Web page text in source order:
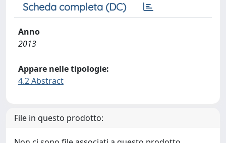
Scheda completa (DC)
Anno
2013
Appare nelle tipologie:
4.2 Abstract
File in questo prodotto: